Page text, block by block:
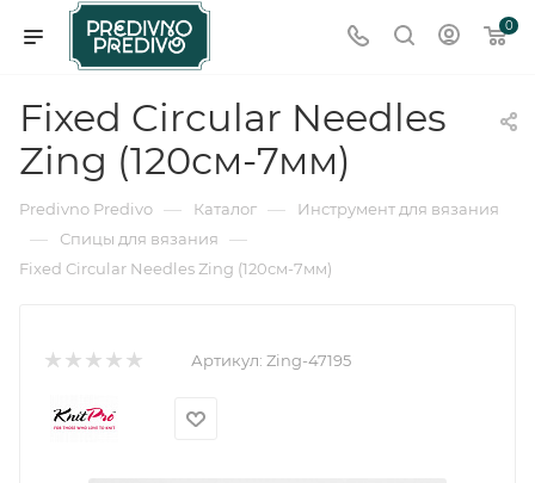
0
Fixed Circular Needles
Zing (120см-7мм)
Predivno Predivo — Каталог — Инструмент для вязания
— Спицы для вязания —
Fixed Circular Needles Zing (120см-7мм)
Артикул: Zing-47195